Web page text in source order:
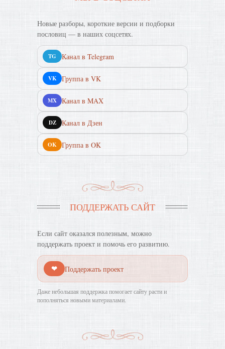
Новые разборы, короткие версии и подборки
пословиц — в наших соцсетях.
TG Канал в Telegram
VK Группа в VK
MX Канал в MAX
DZ Канал в Дзен
OK Группа в OK
ПОДДЕРЖАТЬ САЙТ
Если сайт оказался полезным, можно
поддержать проект и помочь его развитию.
❤ Поддержать проект
Даже небольшая поддержка помогает сайту расти и
пополняться новыми материалами.